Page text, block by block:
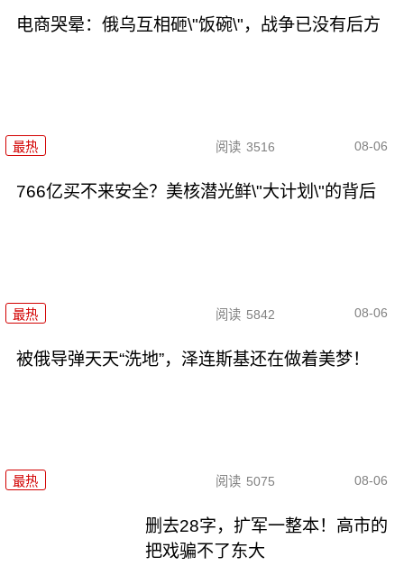
电商哭晕：俄乌互相砸\"饭碗\"，战争已没有后方
最热 阅读 3516 08-06
766亿买不来安全？美核潜光鲜\"大计划\"的背后
最热 阅读 5842 08-06
被俄导弹天天“洗地”，泽连斯基还在做着美梦！
最热 阅读 5075 08-06
删去28字，扩军一整本！高市的
把戏骗不了东大